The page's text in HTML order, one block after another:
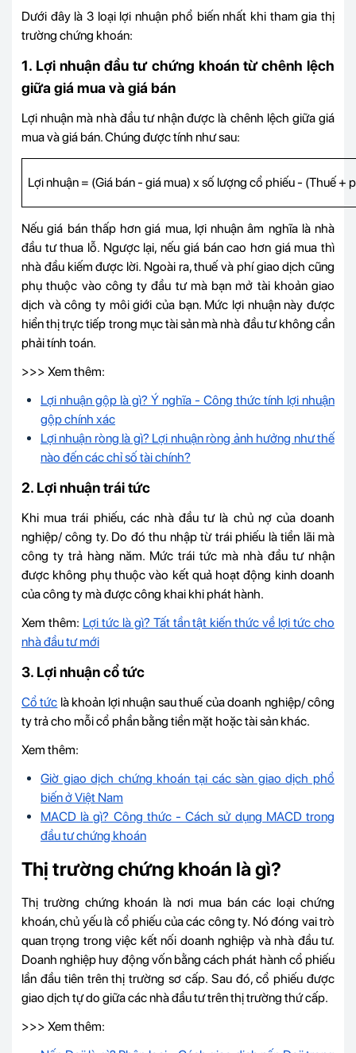
Dưới đây là 3 loại lợi nhuận phổ biến nhất khi tham gia thị
trường chứng khoán:
1. Lợi nhuận đầu tư chứng khoán từ chênh lệch
giữa giá mua và giá bán
Lợi nhuận mà nhà đầu tư nhận được là chênh lệch giữa giá
mua và giá bán. Chúng được tính như sau:
Lợi nhuận = (Giá bán - giá mua) x số lượng cổ phiếu- (Thuế +
Nếu giá bán thấp hơn giá mua, lợi nhuận âm nghĩa là nhà
đầu tư thua lỗ. Ngược lại, nếu giá bán cao hơn giá mua thì
nhà đầu kiếm được lời. Ngoài ra, thuế và phí giao dịch cũng
phụ thuộc vào công ty đầu tư mà bạn mở tài khoản giao
dịch và công ty môi giới của bạn. Mức lợi nhuận này được
hiển thị trực tiếp trong mục tài sản mà nhà đầu tư không cần
phải tính toán.
>>> Xem thêm:
Lợi nhuận gộp là gì? Ý nghĩa - Công thức tính lợi nhuận
gộp chính xác
Lợi nhuận ròng là gì? Lợi nhuận ròng ảnh hưởng như thế
nào đến các chỉ số tài chính?
2. Lợi nhuận trái tức
Khi mua trái phiếu, các nhà đầu tư là chủ nợ của doanh
nghiệp/ công ty. Do đó thu nhập từ trái phiếu là tiền lãi mà
công ty trả hàng năm. Mức trái tức mà nhà đầu tư nhận
được không phụ thuộc vào kết quả hoạt động kinh doanh
của công ty mà được công khai khi phát hành.
Xem thêm: Lợi tức là gì? Tất tần tật kiến thức về lợi tức cho
nhà đầu tư mới
3. Lợi nhuận cổ tức
Cổ tức là khoản lợi nhuận sau thuế của doanh nghiệp/ công
ty trả cho mỗi cổ phần bằng tiền mặt hoặc tài sản khác.
Xem thêm:
Giờ giao dịch chứng khoán tại các sàn giao dịch phổ
biến ở Việt Nam
MACD là gì? Công thức - Cách sử dụng MACD trong
đầu tư chứng khoán
Thị trường chứng khoán là gì?
Thị trường chứng khoán là nơi mua bán các loại chứng
khoán, chủ yếu là cổ phiếu của các công ty. Nó đóng vai trò
quan trọng trong việc kết nối doanh nghiệp và nhà đầu tư.
Doanh nghiệp huy động vốn bằng cách phát hành cổ phiếu
lần đầu tiên trên thị trường sơ cấp. Sau đó, cổ phiếu được
giao dịch tự do giữa các nhà đầu tư trên thị trường thứ cấp.
>>> Xem thêm: